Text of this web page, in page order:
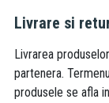
Livrare si
Livrarea
partenera.
produsele se afla